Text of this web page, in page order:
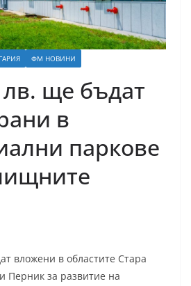
ФМ НОВИНИ
ще бъдат
в
паркове
вложени в областите Стара
Перник за развитие на